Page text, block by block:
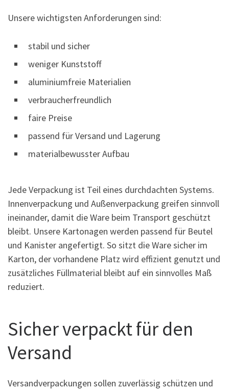
Unsere wichtigsten Anforderungen sind:
stabil und sicher
weniger Kunststoff
aluminiumfreie Materialien
verbraucherfreundlich
faire Preise
passend für Versand und Lagerung
materialbewusster Aufbau
Jede Verpackung ist Teil eines durchdachten Systems.
Innenverpackung und Außenverpackung greifen sinnvoll
ineinander, damit die Ware beim Transport geschützt
bleibt. Unsere Kartonagen werden passend für Beutel
und Kanister angefertigt. So sitzt die Ware sicher im
Karton, der vorhandene Platz wird effizient genutzt und
zusätzliches Füllmaterial bleibt auf ein sinnvolles Maß
reduziert.
Sicher verpackt für den
Versand
Versandverpackungen sollen zuverlässig schützen und